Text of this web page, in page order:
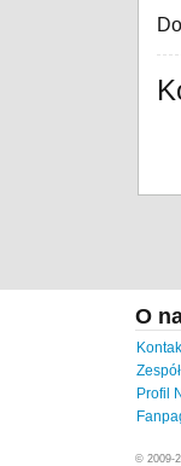
O
Zespół
Profil
© 2009-